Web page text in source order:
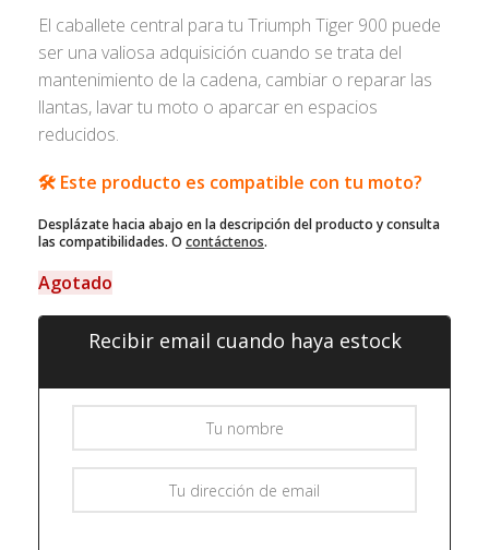
El caballete central para tu Triumph Tiger 900 puede
ser una valiosa adquisición cuando se trata del
mantenimiento de la cadena, cambiar o reparar las
llantas, lavar tu moto o aparcar en espacios
reducidos.
🛠️ Este producto es compatible con tu moto?
Desplázate hacia abajo en la descripción del producto y consulta
las compatibilidades. O contáctenos.
Agotado
Recibir email cuando haya estock